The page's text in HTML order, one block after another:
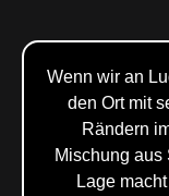
Wenn wir an
den Ort mit
Rändern
Mischung aus
Lage